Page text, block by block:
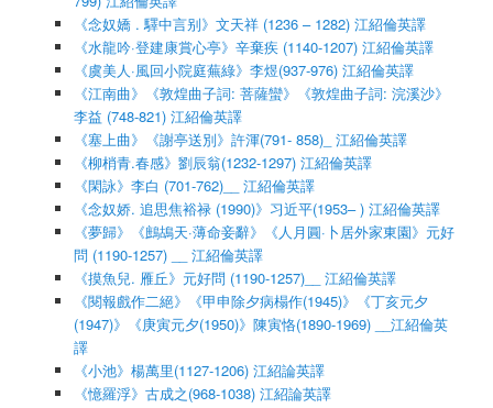
《念奴嬌 . 驛中言别》文天祥 (1236 – 1282) 江紹倫英譯
《水龍吟·登建康賞心亭》辛棄疾 (1140-1207) 江紹倫英譯
《虞美人·風回小院庭蕪綠》李煜(937-976) 江紹倫英譯
《江南曲》《敦煌曲子詞: 菩薩蠻》《敦煌曲子詞: 浣溪沙》
李益 (748-821) 江紹倫英譯
《塞上曲》《謝亭送別》許渾(791- 858)_ 江紹倫英譯
《柳梢青.春感》劉辰翁(1232-1297) 江紹倫英譯
《閑詠》李白 (701-762)__ 江紹倫英譯
《念奴娇. 追思焦裕禄 (1990)》习近平(1953– ) 江紹倫英譯
《夢歸》《鷓鴣天·薄命妾辭》《人月圓·卜居外家東園》元好
問 (1190-1257) __ 江紹倫英譯
《摸魚兒. 雁丘》元好問 (1190-1257)__ 江紹倫英譯
《閱報戲作二絕》《甲申除夕病榻作(1945)》《丁亥元夕
(1947)》《庚寅元夕(1950)》陳寅恪(1890-1969) __江紹倫英
譯
《小池》楊萬里(1127-1206) 江紹論英譯
《憶羅浮》古成之(968-1038) 江紹論英譯